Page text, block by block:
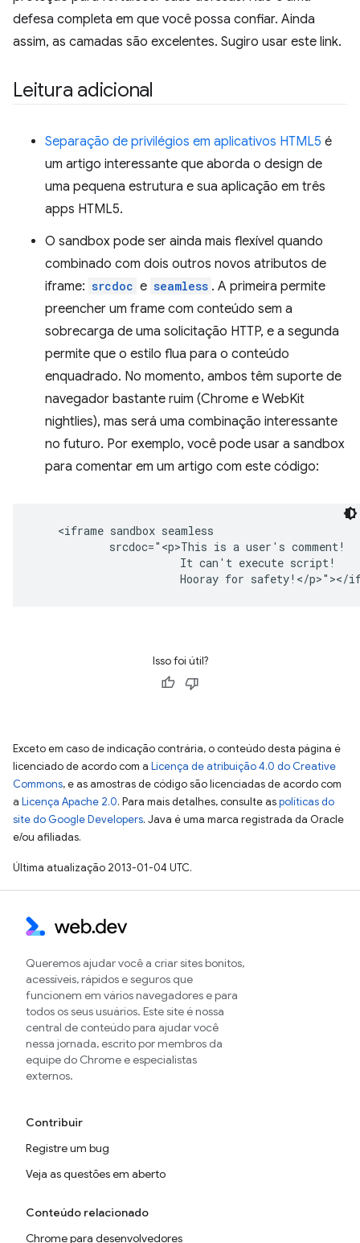
defesa completa em que você possa confiar. Ainda
assim, as camadas são excelentes. Sugiro usar este link.
Leitura adicional
Separação de privilégios em aplicativos HTML5 é
um artigo interessante que aborda o design de
uma pequena estrutura e sua aplicação em três
apps HTML5.
O sandbox pode ser ainda mais flexível quando
combinado com dois outros novos atributos de
iframe: srcdoc e seamless . A primeira permite
preencher um frame com conteúdo sem a
sobrecarga de uma solicitação HTTP, e a segunda
permite que o estilo flua para o conteúdo
enquadrado. No momento, ambos têm suporte de
navegador bastante ruim (Chrome e WebKit
nightlies), mas será uma combinação interessante
no futuro. Por exemplo, você pode usar a sandbox
para comentar em um artigo com este código:
    <iframe sandbox seamless
            srcdoc="<p>This is a user's comment!
                       It can't execute script!
Isso foi útil?
Exceto em caso de indicação contrária, o conteúdo desta página é
licenciado de acordo com a Licença de atribuição 4.0 do Creative
Commons, e as amostras de código são licenciadas de acordo com
a Licença Apache 2.0. Para mais detalhes, consulte aspolíticas do
site do Google Developers. Java é uma marca registrada da Oracle
e/ou afiliadas.
Última atualização 2013-01-04 UTC.
Queremos ajudar você a criar sites bonitos,
acessíveis, rápidos e seguros que
funcionem em vários navegadores e para
todos os seus usuários. Este site é nossa
central de conteúdo para ajudar você
nessa jornada, escrito por membros da
equipe do Chrome e especialistas
externos.
Contribuir
Registre um bug
Veja as questões em aberto
Conteúdo relacionado
Chrome para desenvolvedores